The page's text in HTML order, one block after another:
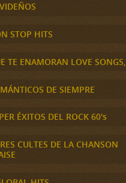
STOP HITS
TE ENAMORAN LOVE SONGS,
DE SIEMPRE
ÉXITOS DEL ROCK 60's
CULTES DE LA CHANSON